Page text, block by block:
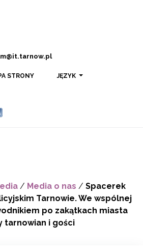
STRONY JĘZYK
/ Media o nas / Spacerek
Tarnowie. We wspólnej
po zakątkach miasta
tarnowian i gości